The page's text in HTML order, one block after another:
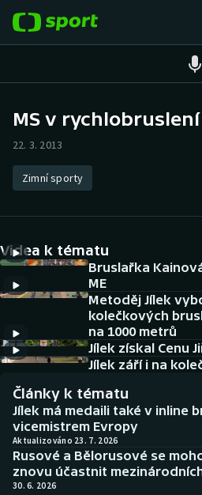
Hokej
Tenis
Atletika
Cyklistika
DALŠÍ SPORTY
Americký fotbal
Baseball a softbal
Basketbal
Biatlon
Boby a skeleton
NEPŘEHLÉDNĚTE
Soutěže
Historické návraty
Aplikace ČT sport
AZ kvíz
MS v rychlobruslení
22. 3. 2013
Zimní sporty
Videa k tématu
Bruslařka
ME
Metoděj Jílek
kolečkových
na 1000 metrů
Jílek získal Cenu
Jílek září i na
Články k tématu
Jílek má medaili také v inline
vicemistrem Evropy
Aktualizováno 23. 7. 2026
Rusové a Bělorusové se
znovu účastnit
30. 6. 2026